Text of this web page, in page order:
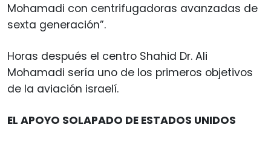
Mohamadi con centrifugadoras avanzadas de
sexta generación”.
Horas después el centro Shahid Dr. Ali
Mohamadi sería uno de los primeros objetivos
de la aviación israelí.
EL APOYO SOLAPADO DE ESTADOS UNIDOS